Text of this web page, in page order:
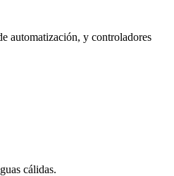
automatización, y controladores
cálidas.